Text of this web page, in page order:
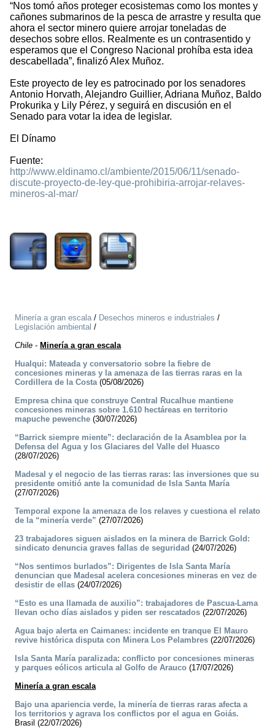
“Nos tomó años proteger ecosistemas como los montes y
cañones submarinos de la pesca de arrastre y resulta que
ahora el sector minero quiere arrojar toneladas de
desechos sobre ellos. Realmente es un contrasentido y
esperamos que el Congreso Nacional prohíba esta idea
descabellada”, finalizó Alex Muñoz.
Este proyecto de ley es patrocinado por los senadores
Antonio Horvath, Alejandro Guillier, Adriana Muñoz, Baldo
Prokurika y Lily Pérez, y seguirá en discusión en el
Senado para votar la idea de legislar.
El Dínamo
Fuente:
http://www.eldinamo.cl/ambiente/2015/06/11/senado-
discute-proyecto-de-ley-que-prohibiria-arrojar-relaves-
mineros-al-mar/
Minería a gran escala/ Desechos mineros e industriales /
Legislación ambiental /
Chile - Minería a gran escala
Hualqui: Mateada y conversatorio sobre la fiebre de
concesiones mineras y la amenaza de las tierras raras en la
Cordillera de la Costa(05/08/2026)
Empresa china que construye Central Rucalhue mantiene
concesiones mineras sobre 1.610 hectáreas en territorio
mapuche pewenche (30/07/2026)
“Barrick siempre miente”: declaración de la Asamblea por la
Defensa del Agua y los Glaciares del Valle del Huasco
(28/07/2026)
Madesal y el negocio de las tierras raras: las inversiones que su
presidente omitió ante la comunidad de Isla Santa María
(27/07/2026)
Temporal expone la amenaza de los relaves y cuestiona el relato
de la “minería verde” (27/07/2026)
23 trabajadores siguen aislados en la minera de Barrick Gold:
sindicato denuncia graves fallas de seguridad (24/07/2026)
“Nos sentimos burlados”: Dirigentes de Isla Santa María
denuncian que Madesal acelera concesiones mineras en vez de
desistir de ellas (24/07/2026)
“Esto es una llamada de auxilio”: trabajadores de Pascua-Lama
llevan ocho días aislados y piden ser rescatados (22/07/2026)
Agua bajo alerta en Caimanes: incidente en tranque El Mauro
revive histórica disputa con Minera Los Pelambres (22/07/2026)
Isla Santa María paralizada: conflicto por concesiones mineras
y parques eólicos articula al Golfo de Arauco (17/07/2026)
Minería a gran escala
Bajo una apariencia verde, la minería de tierras raras afecta a
los territorios y agrava los conflictos por el agua en Goiás.
Brasil (22/07/2026)